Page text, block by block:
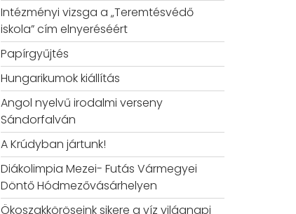
Intézményi vizsga a „Teremtésvédő
iskola” cím elnyeréséért
Papírgyűjtés
Hungarikumok kiállítás
Angol nyelvű irodalmi verseny
Sándorfalván
A Krúdyban jártunk!
Diákolimpia Mezei- Futás Vármegyei
Döntő Hódmezővásárhelyen
Ökoszakköröseink sikere a víz világnapi